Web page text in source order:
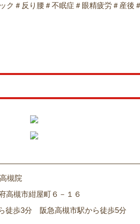
ク＃反り腰＃不眠症＃眼精疲労＃産後
槻院
高槻市紺屋町６－１６
徒歩3分 阪急高槻市駅から徒歩5分